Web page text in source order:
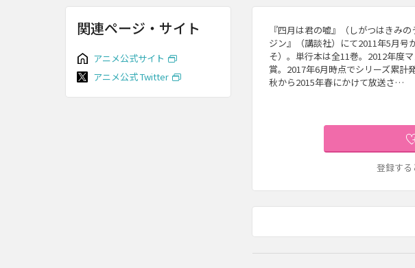
『四月は君の嘘』（しがつはきみ
ジン』（講談社）にて2011年5月号
そ）。単行本は全11巻。2012年度
賞。2017年6月時点でシリーズ累計
秋から2015年春にかけて放送さ…
登録する
関連ページ・サイト
アニメ公式サイト
アニメ公式 Twitter